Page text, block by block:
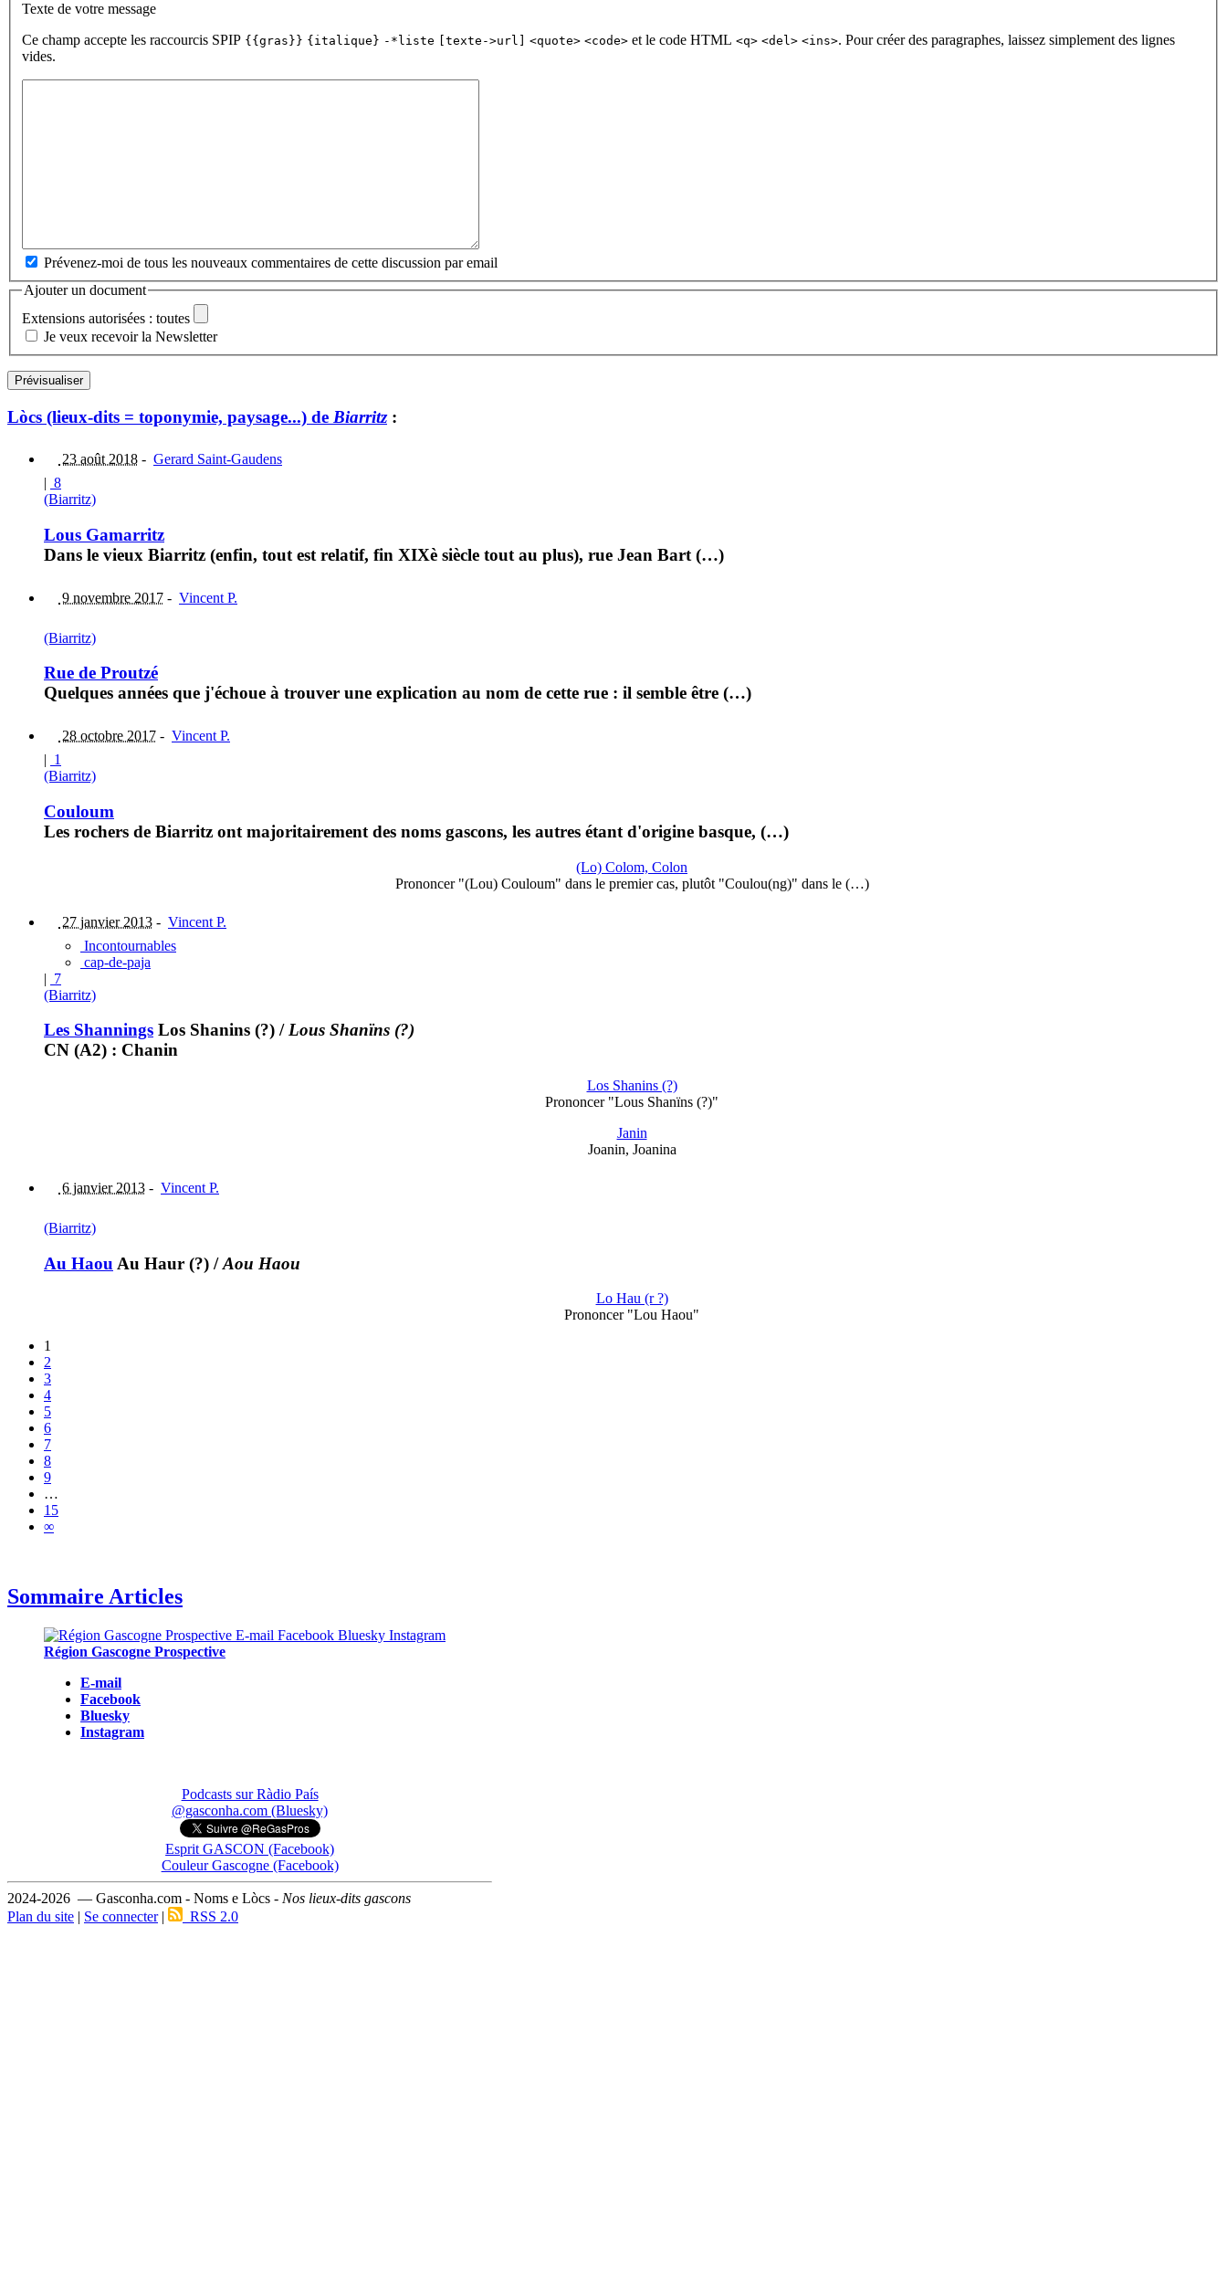
Texte de votre message
Ce champ accepte les raccourcis SPIP {{gras}} {italique} -*liste [texte->url] <quote> <code> et le code HTML <q> <del> <ins>. Pour créer des paragraphes, laissez simplement des lignes
vides.
Prévenez-moi de tous les nouveaux commentaires de cette discussion par email
Ajouter un document
Extensions autorisées : toutes
Je veux recevoir la Newsletter
Lòcs (lieux-dits = toponymie, paysage...) de Biarritz:
23 août 2018 - Gerard Saint-Gaudens
| 8
(Biarritz)
Lous Gamarritz
Dans le vieux Biarritz (enfin, tout est relatif, fin XIXè siècle tout au plus), rue Jean Bart (…)
9 novembre 2017 - Vincent P.
(Biarritz)
Rue de Proutzé
Quelques années que j'échoue à trouver une explication au nom de cette rue : il semble être (…)
28 octobre 2017 - Vincent P.
| 1
(Biarritz)
Couloum
Les rochers de Biarritz ont majoritairement des noms gascons, les autres étant d'origine basque, (…)
(Lo) Colom, Colon
Prononcer "(Lou) Couloum" dans le premier cas, plutôt "Coulou(ng)" dans le (…)
27 janvier 2013 - Vincent P.
Incontournables
cap-de-paja
| 7
(Biarritz)
Les Shannings Los Shanins (?) /Lous Shanïns (?)
CN (A2) : Chanin
Los Shanins (?)
Prononcer "Lous Shanïns (?)"
Janin
Joanin, Joanina
6 janvier 2013 - Vincent P.
(Biarritz)
Au Haou Au Haur (?) /Aou Haou
Lo Hau (r ?)
Prononcer "Lou Haou"
1
2
3
4
5
6
7
8
9
…
15
∞
Sommaire Articles
Région Gascogne Prospective
E-mail
Facebook
Bluesky
Instagram
Podcasts sur Ràdio País
@gasconha.com (Bluesky)
Esprit GASCON (Facebook)
Couleur Gascogne (Facebook)
2024-2026 — Gasconha.com - Noms e Lòcs - Nos lieux-dits gascons
Plan du site | Se connecter| RSS 2.0